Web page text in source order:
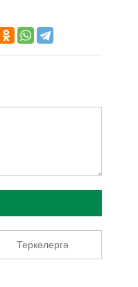
Теркәлергә